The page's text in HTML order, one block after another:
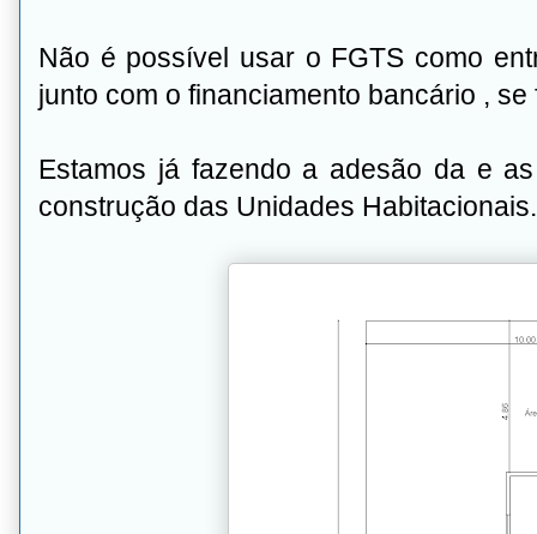
Não é possível usar o FGTS como
junto com o financiamento bancário , se
Estamos já fazendo a adesão da e
construção das Unidades Habitacionais.